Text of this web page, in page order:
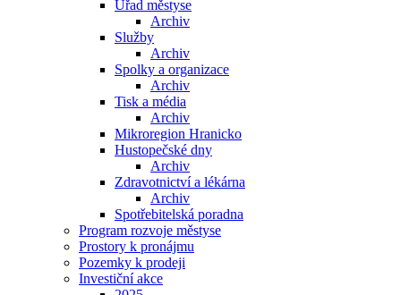
Úřad městyse
Archiv
Služby
Archiv
Spolky a organizace
Archiv
Tisk a média
Archiv
Mikroregion Hranicko
Hustopečské dny
Archiv
Zdravotnictví a lékárna
Archiv
Spotřebitelská poradna
Program rozvoje městyse
Prostory k pronájmu
Pozemky k prodeji
Investiční akce